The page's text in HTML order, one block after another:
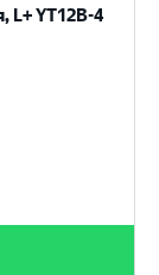
L+ YT12B-4